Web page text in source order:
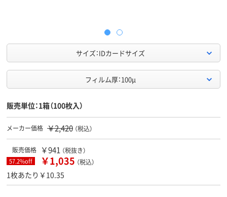
サイズ：IDカードサイズ
フィルム厚：100μ
販売単位：1箱（100枚入）
メーカー価格 ￥2,420 （税込）
販売価格 ￥941 （税抜き）
57.2%off ￥1,035 （税込）
1枚あたり￥10.35